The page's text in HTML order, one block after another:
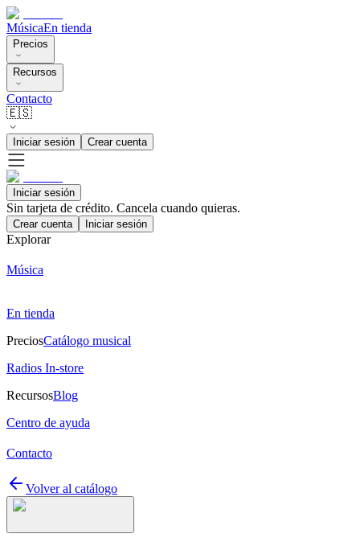
MúsicaEn tienda
Precios
Recursos
Contacto
🇪🇸
Iniciar sesión Crear cuenta
Iniciar sesión
Sin tarjeta de crédito. Cancela cuando quieras.
Crear cuenta Iniciar sesión
Explorar
Música
En tienda
PreciosCatálogo musical
Radios In-store
RecursosBlog
Centro de ayuda
Contacto
Volver al catálogo